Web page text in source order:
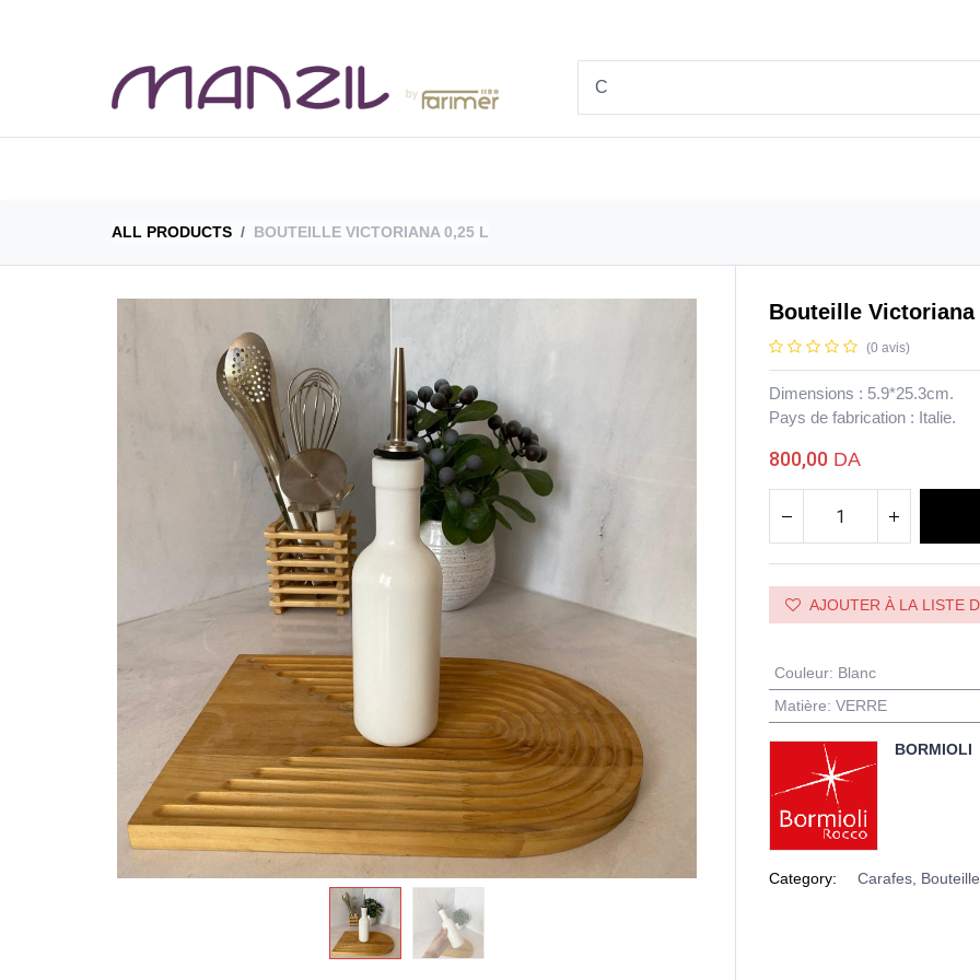
ALL PRODUCTS BOUTEILLE VICTORIANA 0,25 L
Bouteille Victoriana
(0 avis)
Dimensions : 5.9*25.3cm.
Pays de fabrication : Italie.
800,00 DA
AJOUTER À LA LISTE
Couleur: Blanc
Matière: VERRE
BORMIOLI
Category: Carafes,